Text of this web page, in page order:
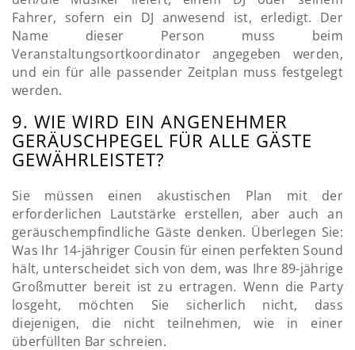
Fahrer, sofern ein DJ anwesend ist, erledigt. Der
Name dieser Person muss beim
Veranstaltungsortkoordinator angegeben werden,
und ein für alle passender Zeitplan muss festgelegt
werden.
9. WIE WIRD EIN ANGENEHMER
GERÄUSCHPEGEL FÜR ALLE GÄSTE
GEWÄHRLEISTET?
Sie müssen einen akustischen Plan mit der
erforderlichen Lautstärke erstellen, aber auch an
geräuschempfindliche Gäste denken. Überlegen Sie:
Was Ihr 14-jähriger Cousin für einen perfekten Sound
hält, unterscheidet sich von dem, was Ihre 89-jährige
Großmutter bereit ist zu ertragen. Wenn die Party
losgeht, möchten Sie sicherlich nicht, dass
diejenigen, die nicht teilnehmen, wie in einer
überfüllten Bar schreien.